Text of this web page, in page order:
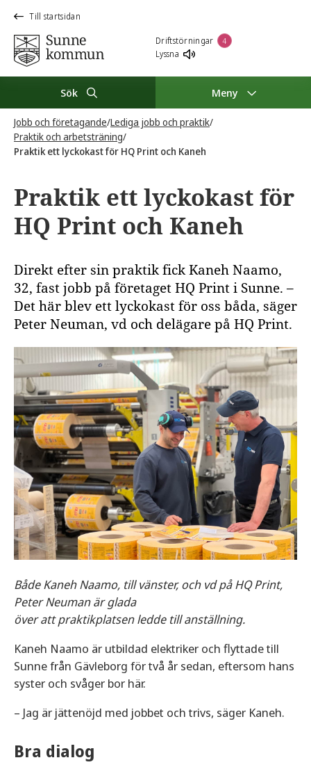
Till startsidan
Driftstörningar 4
Lyssna
Sök Meny
Jobb och företagande/Lediga jobb och praktik/
Praktik och arbetsträning/
Praktik ett lyckokast för HQ Print och Kaneh
Praktik ett lyckokast för
HQ Print och Kaneh
Direkt efter sin praktik fick Kaneh Naamo,
32, fast jobb på företaget HQ Print i Sunne. –
Det här blev ett lyckokast för oss båda, säger
Peter Neuman, vd och delägare på HQ Print.
Både Kaneh Naamo, till vänster, och vd på HQ Print,
Peter Neuman är glada
över att praktikplatsen ledde till anställning.
Kaneh Naamo är utbildad elektriker och flyttade till
Sunne från Gävleborg för två år sedan, eftersom hans
syster och svåger bor här.
– Jag är jättenöjd med jobbet och trivs, säger Kaneh.
Bra dialog